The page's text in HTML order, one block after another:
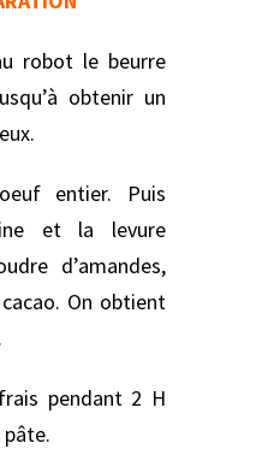
robot le beurre
obtenir un
entier. Puis
et la levure
d’amandes,
On obtient
pendant 2 H